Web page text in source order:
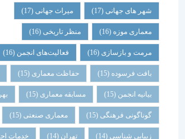
شهر های جهانی(17) میراث جهانی(17)
معماری موزه(16) منظر تاریخی (16)
مرمت و بازسازی(16) فعالیت‌های انجمن(16)
بافت فرسوده (15) حفاظت معماری (15) زلزله
بیانیه انجمن(15) مسابقه معماری (15) بهره وری(15)
گوناگونی فرهنگی (15) معماری صنعتی(15)
زیبایی شناسی (14) تهران خدمات اجتماعی (13)